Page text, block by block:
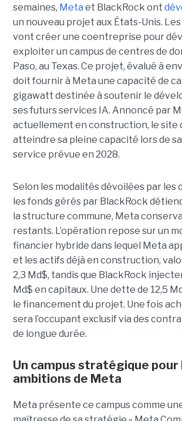
semaines, Meta et BlackRock ont
un nouveau projet aux États-Unis.
vont créer une coentreprise pour
exploiter un campus de centres de
Paso, au Texas. Ce projet, évalué à
doit fournir à Meta une capacité de
gigawatt destinée à soutenir le
ses futurs services IA. Annoncé par
actuellement en construction, le site
atteindre sa pleine capacité lors de
service prévue en 2028.
Selon les modalités dévoilées par les
les fonds gérés par BlackRock
la structure commune, Meta
restants. L’opération repose sur un
financier hybride dans lequel Meta
et les actifs déjà en construction,
2,3 Md$, tandis que BlackRock
Md$ en capitaux. Une dette de 12,5
le financement du projet. Une fois
sera l’occupant exclusif via des
de longue durée.
Un campus stratégique pour
ambitions de Meta
Meta présente ce campus comme